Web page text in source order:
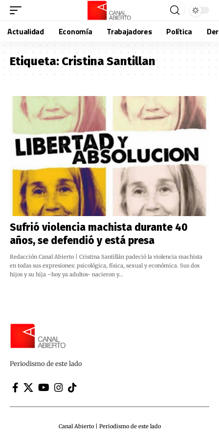
Actualidad Economía Trabajadores Política
Etiqueta:Cristina Santillan
Sufrió violencia machista durante 40
años, se defendió y está presa
Redacción Canal Abierto | Cristina Santillán padeció la violencia machista
en todas sus expresiones: psicológica, física, sexual y económica. Sus dos
hijos y su hija –hoy ya adultos- nacieron y…
Periodismo de este lado
Canal Abierto | Periodismo de este lado